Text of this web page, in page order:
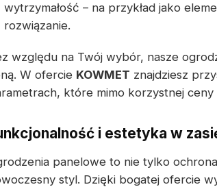
wytrzymałość – na przykład jako
rozwiązanie.
względu na Twój wybór, nasze
W ofercie KOWMET znajdziesz
które mimo korzystnej ceny
i estetyka w
panelowe to nie tylko
styl. Dzięki bogatej ofercie